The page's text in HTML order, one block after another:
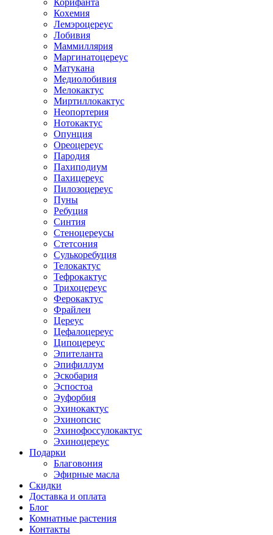
Корифанта
Кохемия
Лемэроцереус
Лобивия
Маммиллярия
Маргинатоцереус
Матукана
Медиолобивия
Мелокактус
Миртиллокактус
Неопортерия
Нотокактус
Опунция
Ореоцереус
Пародия
Пахиподиум
Пахицереус
Пилозоцереус
Пуны
Ребуция
Синтия
Стеноцереусы
Стетсония
Сулькоребуция
Телокактус
Тефрокактус
Трихоцереус
Ферокактус
Фрайлеи
Цереус
Цефалоцереус
Ципоцереус
Эпителанта
Эпифиллум
Эскобария
Эспостоа
Эуфорбия
Эхинокактус
Эхинопсис
Эхинофоссулокактус
Эхиноцереус
Подарки
Благовония
Эфирные масла
Скидки
Доставка и оплата
Блог
Комнатные растения
Контакты